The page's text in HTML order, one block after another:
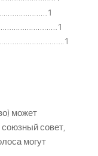
может
совет,
могут